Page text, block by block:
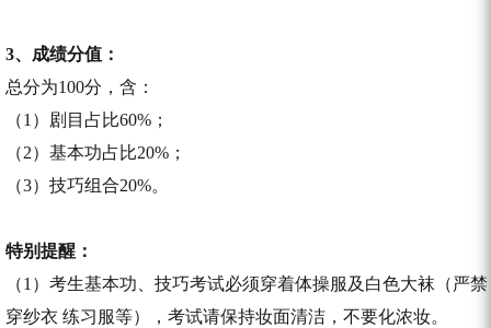
3、成绩分值：
总分为100分，含：
（1）剧目占比60%；
（2）基本功占比20%；
（3）技巧组合20%。
特别提醒：
（1）考生基本功、技巧考试必须穿着体操服及白色大袜（严禁
穿纱衣 练习服等），考试请保持妆面清洁，不要化浓妆。